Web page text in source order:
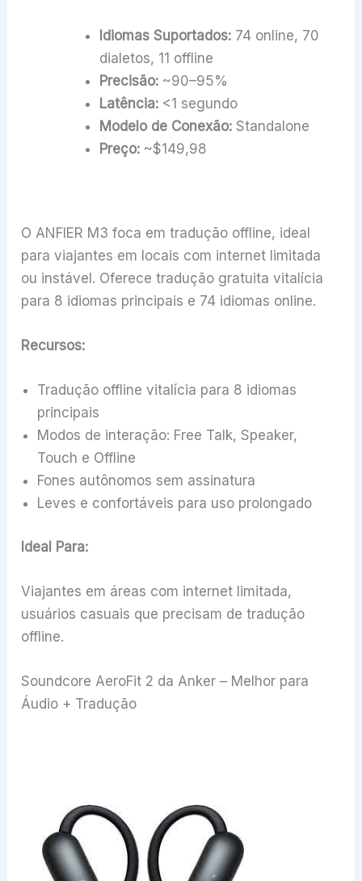
Idiomas Suportados:74 online, 70
dialetos, 11 offline
Precisão:~90–95%
Latência:<1 segundo
Modelo de Conexão:Standalone
Preço:~$149,98
O ANFIER M3 foca em tradução offline, ideal
para viajantes em locais com internet limitada
ou instável. Oferece tradução gratuita vitalícia
para 8 idiomas principais e 74 idiomas online.
Recursos:
Tradução offline vitalícia para 8 idiomas
principais
Modos de interação: Free Talk, Speaker,
Touch e Offline
Fones autônomos sem assinatura
Leves e confortáveis para uso prolongado
Ideal Para:
Viajantes em áreas com internet limitada,
usuários casuais que precisam de tradução
offline.
Soundcore AeroFit 2 da Anker – Melhor para
Áudio + Tradução